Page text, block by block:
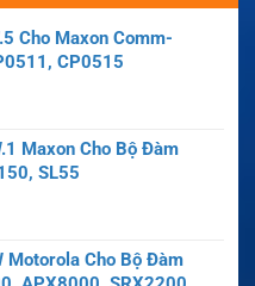
Cho Maxon Comm-
CP0515
Maxon Cho Bộ Đàm
SL55
Motorola Cho Bộ Đàm